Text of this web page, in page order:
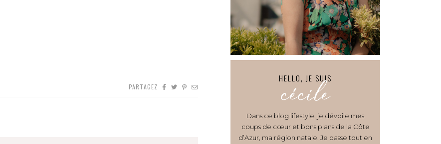
PARTAGEZ
HELLO, JE SUIS
cécile
Dans ce blog lifestyle, je dévoile mes
coups de cœur et bons plans de la Côte
d’Azur, ma région natale. Je passe tout en